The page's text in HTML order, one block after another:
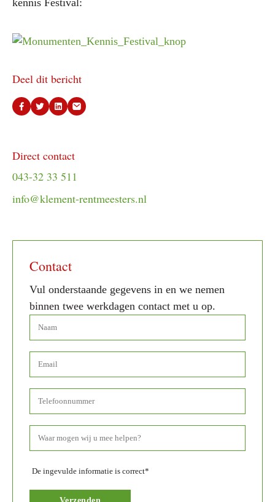
Deel dit bericht
Direct contact
043-32 33 511
info@klement-rentmeesters.nl
Contact
Vul onderstaande gegevens in en we nemen
binnen twee werkdagen contact met u op.
De ingevulde informatie is correct*